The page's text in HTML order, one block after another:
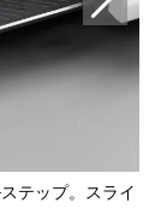
テップ。スライ